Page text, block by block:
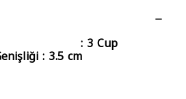
: 3 Cup
: 3.5 cm